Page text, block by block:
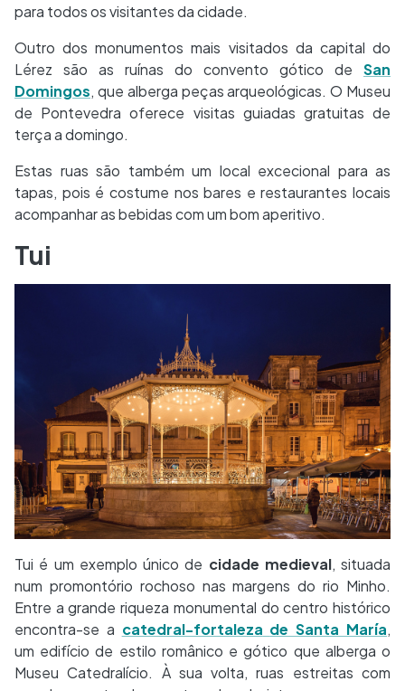
para todos os visitantes da cidade.
Outro dos monumentos mais visitados da capital do
Lérez são as ruínas do convento gótico de San
Domingos, que alberga peças arqueológicas. O Museu
de Pontevedra oferece visitas guiadas gratuitas de
terça a domingo.
Estas ruas são também um local excecional para as
tapas, pois é costume nos bares e restaurantes locais
acompanhar as bebidas com um bom aperitivo.
Tui
Tui é um exemplo único de cidade medieval, situada
num promontório rochoso nas margens do rio Minho.
Entre a grande riqueza monumental do centro histórico
encontra-se a catedral-fortaleza de Santa María,
um edifício de estilo românico e gótico que alberga o
Museu Catedralício. À sua volta, ruas estreitas com